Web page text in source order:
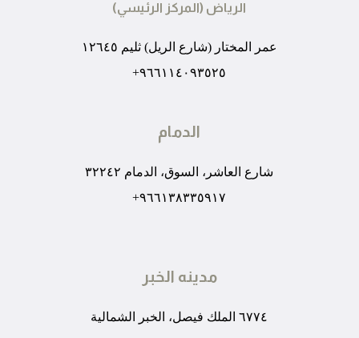
الرياض (المركز الرئيسي)
عمر المختار (شارع الريل) ثليم ١٢٦٤٥
٩٦٦١١٤٠٩٣٥٢٥+
الدمام
شارع العاشر، السوق، الدمام ٣٢٢٤٢
٩٦٦١٣٨٣٣٥٩١٧+
مدينه الخبر
٦٧٧٤ الملك فيصل، الخبر الشمالية